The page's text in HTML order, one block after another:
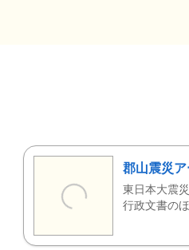
郡山震災
東日本大震
行政文書の